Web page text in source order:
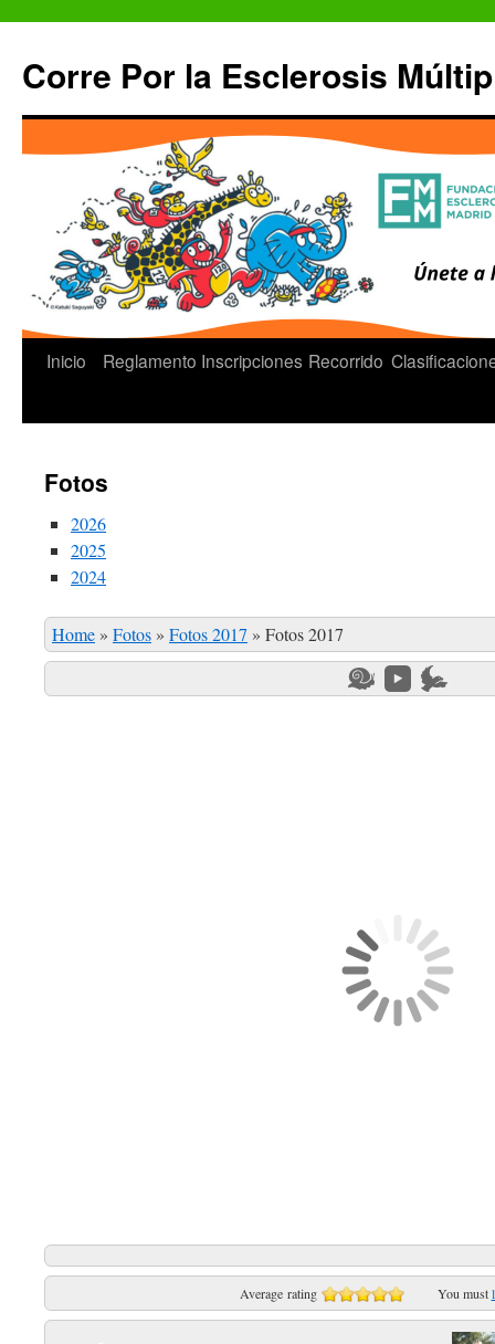
contenido
Corre Por la Esclerosis
Inicio Reglamento Inscripciones Recorrido
Fotos
2026
2025
2024
Home » Fotos » Fotos 2017 » Fotos 2017
Average rating You must